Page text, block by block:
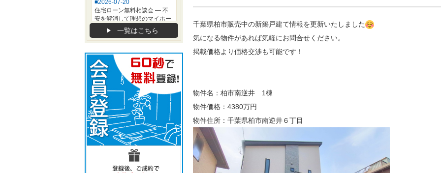
千葉県柏市販売中の新築戸建て情報を更新いたしました
気になる物件があれば気軽にお問合せください。
掲載価格より価格交渉も可能です！
物件名：柏市南逆井 1棟
物件価格：4380万円
物件住所：千葉県柏市南逆井６丁目
一覧はこちら